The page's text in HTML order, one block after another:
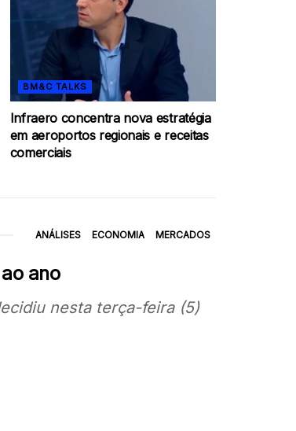
BM&C TALKS
Infraero concentra nova estratégia
em aeroportos regionais e receitas
comerciais
ANÁLISES ECONOMIA MERCADOS
ano
nesta terça-feira (5)